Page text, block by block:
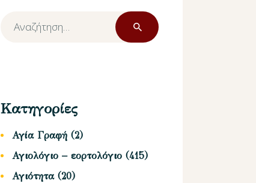
Αναζήτηση
για:
Κατηγορίες
Αγία Γραφή (2)
Αγιολόγιο – εορτολόγιο (415)
Αγιότητα(20)